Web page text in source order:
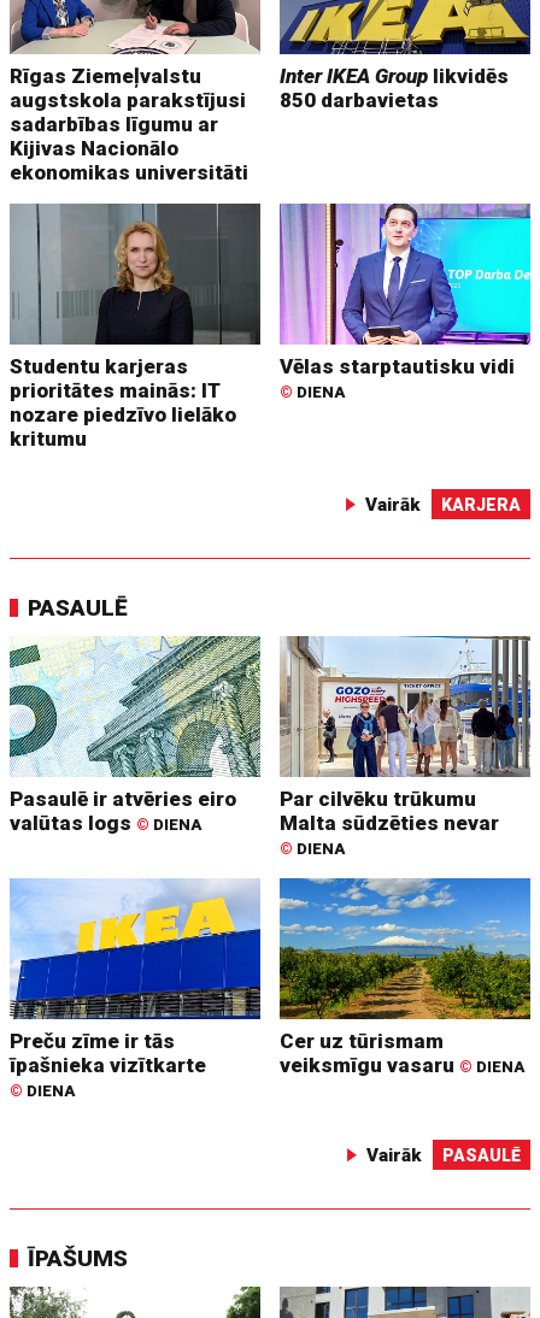
Rīgas Ziemeļvalstu
augstskola parakstījusi
sadarbības līgumu ar
Kijivas Nacionālo
ekonomikas universitāti
Inter IKEA Group likvidēs
850 darbavietas
Studentu karjeras
prioritātes mainās: IT
nozare piedzīvo lielāko
kritumu
Vēlas starptautisku vidi
© DIENA
Vairāk KARJERA
PASAULĒ
Pasaulē ir atvēries eiro
valūtas logs © DIENA
Par cilvēku trūkumu
Malta sūdzēties nevar
© DIENA
Preču zīme ir tās
īpašnieka vizītkarte
© DIENA
Cer uz tūrismam
veiksmīgu vasaru © DIENA
Vairāk PASAULĒ
ĪPAŠUMS